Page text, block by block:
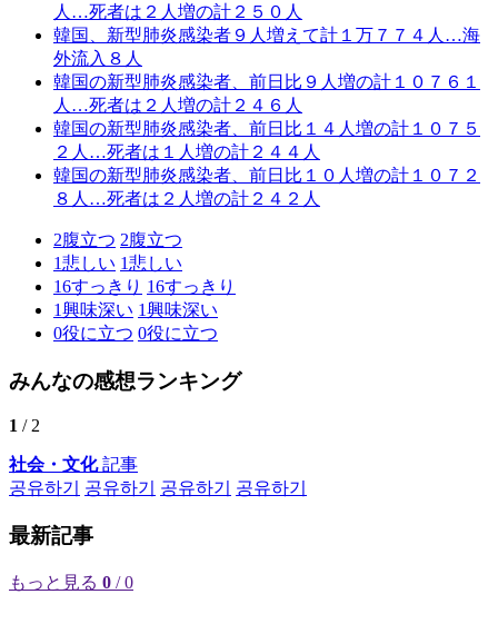
人…死者は２人増の計２５０人
韓国、新型肺炎感染者９人増えて計１万７７４人…海
外流入８人
韓国の新型肺炎感染者、前日比９人増の計１０７６１
人…死者は２人増の計２４６人
韓国の新型肺炎感染者、前日比１４人増の計１０７５
２人…死者は１人増の計２４４人
韓国の新型肺炎感染者、前日比１０人増の計１０７２
８人…死者は２人増の計２４２人
2腹立つ 2腹立つ
1悲しい 1悲しい
16すっきり 16すっきり
1興味深い 1興味深い
0役に立つ 0役に立つ
みんなの感想ランキング
1 / 2
社会・文化記事
공유하기
공유하기 공유하기 공유하기
最新記事
もっと見る 0 / 0